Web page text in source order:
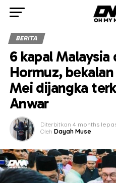
BERITA
6 kapal Malaysia
Hormuz,
Mei dijangka
Anwar
Diterbitkan 4 months
Oleh Dayah Muse